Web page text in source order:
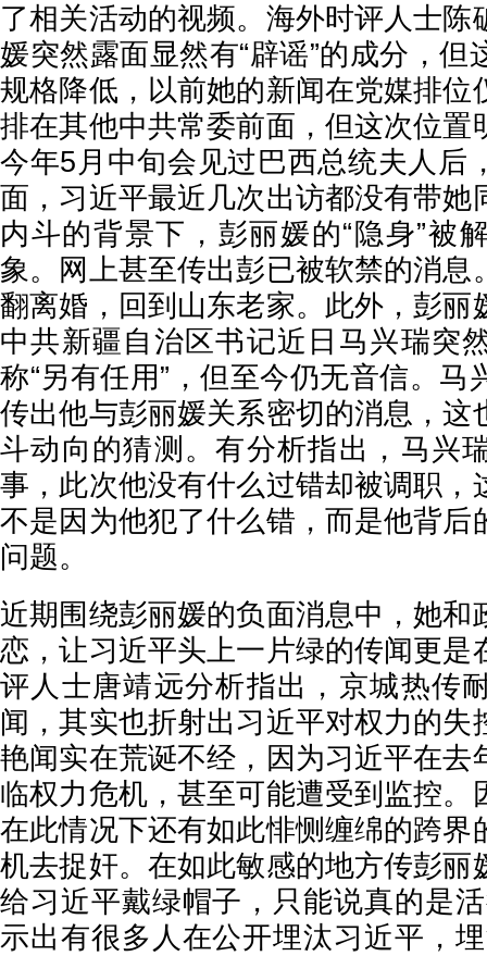
了相关活动的视频。海外时评人士陈
媛突然露面显然有“辟谣”的成分，但
规格降低，以前她的新闻在党媒排位
排在其他中共常委前面，但这次位置
今年5月中旬会见过巴西总统夫人后
面，习近平最近几次出访都没有带她
内斗的背景下，彭丽媛的“隐身”被
象。网上甚至传出彭已被软禁的消息
翻离婚，回到山东老家。此外，彭丽
中共新疆自治区书记近日马兴瑞突
称“另有任用”，但至今仍无音信。马
传出他与彭丽媛关系密切的消息，这
斗动向的猜测。有分析指出，马兴
事，此次他没有什么过错却被调职，
不是因为他犯了什么错，而是他背后
问题。
近期围绕彭丽媛的负面消息中，她和
恋，让习近平头上一片绿的传闻更是
评人士唐靖远分析指出，京城热传
闻，其实也折射出习近平对权力的失
艳闻实在荒诞不经，因为习近平在去
临权力危机，甚至可能遭受到监控。
在此情况下还有如此悱恻缠绵的跨界
机去捉奸。在如此敏感的地方传彭丽
给习近平戴绿帽子，只能说真的是
示出有很多人在公开埋汰习近平，